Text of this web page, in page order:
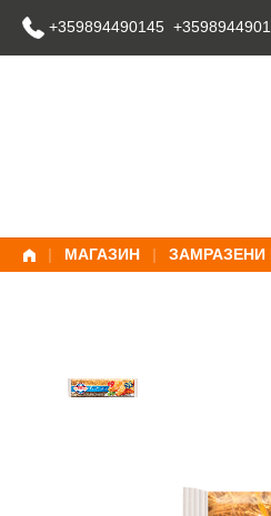
Skip
+359894490145
| МАГАЗИН | ЗАМРАЗЕНИ